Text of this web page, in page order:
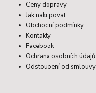
Ceny dopravy
Jak nakupovat
Obchodní podmínky
Kontakty
Facebook
Ochrana osobních údajů
Odstoupení od smlouvy